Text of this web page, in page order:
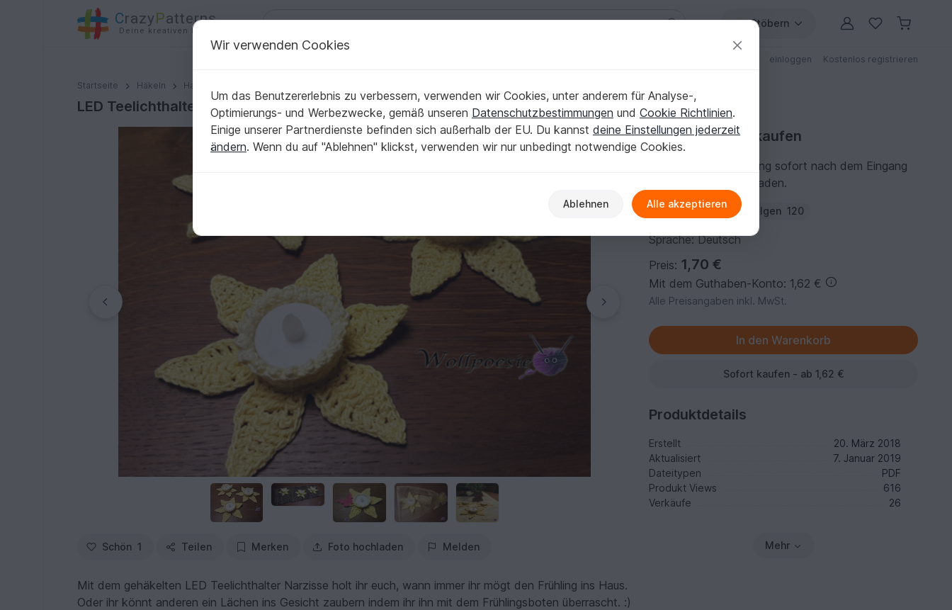
CrazyPatterns
Deine kreativen Ideen
Stöbern
einloggen Kostenlos registrieren
Startseite Häkeln Haus & Deko
LED Teelichthalter Narzisse
LED Teelichthalter Narzisse
Schön 1 Teilen Merken Foto hochladen Melden
Mit dem gehäkelten LED Teelichthalter Narzisse holt ihr euch, wann immer ihr mögt den Frühling ins Haus.
Oder ihr könnt anderen ein Lächen ins Gesicht zaubern indem ihr ihn mit dem Frühlingsboten überrascht. :)
Häkelanleitung kaufen
Du kannst die Anleitung sofort nach dem Eingang
der Zahlung herunterladen.
Autor: wollpoesie Folgen 120
Sprache: Deutsch
Preis: 1,70 €
Mit dem Guthaben-Konto: 1,62 €
Alle Preisangaben inkl. MwSt.
Sofort kaufen - ab 1,62 €
Produktdetails
Erstellt
20. März 2018
Aktualisiert
7. Januar 2019
Dateitypen
PDF
Produkt Views
616
Verkäufe
26
Mehr
Wir verwenden Cookies
Um das Benutzererlebnis zu verbessern, verwenden wir Cookies, unter anderem für Analyse-,
Optimierungs- und Werbezwecke, gemäß unseren Datenschutzbestimmungen und Cookie Richtlinien.
Einige unserer Partnerdienste befinden sich außerhalb der EU. Du kannst deine Einstellungen jederzeit
ändern. Wenn du auf "Ablehnen" klickst, verwenden wir nur unbedingt notwendige Cookies.
Ablehnen Alle akzeptieren